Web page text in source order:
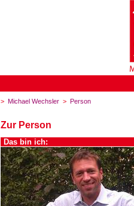
> Michael Wechsler > Person
Zur Person
Das bin ich: